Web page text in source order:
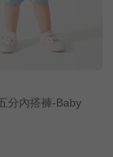
分內搭褲-Baby